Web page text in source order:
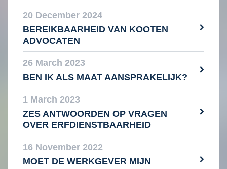
20 December 2024
BEREIKBAARHEID VAN KOOTEN
ADVOCATEN
26 March 2023
BEN IK ALS MAAT AANSPRAKELIJK?
1 March 2023
ZES ANTWOORDEN OP VRAGEN
OVER ERFDIENSTBAARHEID
16 November 2022
MOET DE WERKGEVER MIJN